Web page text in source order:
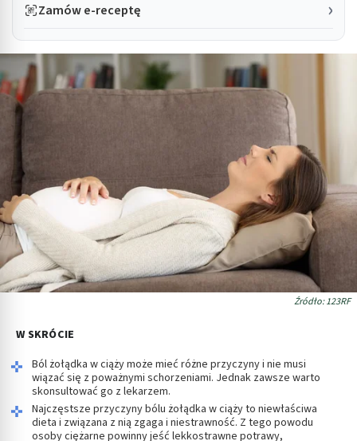
Zamów e-receptę
Źródło: 123RF
W SKRÓCIE
Ból żołądka w ciąży może mieć różne przyczyny i nie musi
wiązać się z poważnymi schorzeniami. Jednak zawsze warto
skonsultować go z lekarzem.
Najczęstsze przyczyny bólu żołądka w ciąży to niewłaściwa
dieta i związana z nią zgaga i niestrawność. Z tego powodu
osoby ciężarne powinny jeść lekkostrawne potrawy,